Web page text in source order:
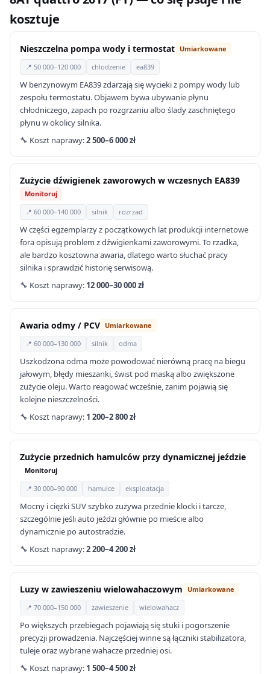
kosztuje
Nieszczelna pompa wody i termostat Umiarkowane
📍 50 000–120 000 chlodzenie ea839
W benzynowym EA839 zdarzają się wycieki z pompy wody lub
zespołu termostatu. Objawem bywa ubywanie płynu
chłodniczego, zapach po rozgrzaniu albo ślady zaschniętego
płynu w okolicy silnika.
🔧 Koszt naprawy:2 500–6 000 zł
Zużycie dźwigienek zaworowych w wczesnych EA839
Monitoruj
📍 60 000–140 000
silnik rozrzad
W części egzemplarzy z początkowych lat produkcji internetowe
fora opisują problem z dźwigienkami zaworowymi. To rzadka,
ale bardzo kosztowna awaria, dlatego warto słuchać pracy
silnika i sprawdzić historię serwisową.
🔧 Koszt naprawy: 12 000–30 000 zł
Awaria odmy / PCV Umiarkowane
📍 60 000–130 000 silnik odma
Uszkodzona odma może powodować nierówną pracę na biegu
jałowym, błędy mieszanki, świst pod maską albo zwiększone
zużycie oleju. Warto reagować wcześnie, zanim pojawią się
kolejne nieszczelności.
🔧 Koszt naprawy: 1 200–2 800 zł
Zużycie przednich hamulców przy dynamicznej jeździe
Monitoruj
📍 30 000–90 000
hamulce eksploatacja
Mocny i ciężki SUV szybko zużywa przednie klocki i tarcze,
szczególnie jeśli auto jeździ głównie po mieście albo
dynamicznie po autostradzie.
🔧 Koszt naprawy:2 200–4 200 zł
Luzy w zawieszeniu wielowahaczowym Umiarkowane
📍 70 000–150 000 zawieszenie wielowahacz
Po większych przebiegach pojawiają się stuki i pogorszenie
precyzji prowadzenia. Najczęściej winne są łączniki stabilizatora,
tuleje oraz wybrane wahacze przedniej osi.
🔧 Koszt naprawy: 1 500–4 500 zł